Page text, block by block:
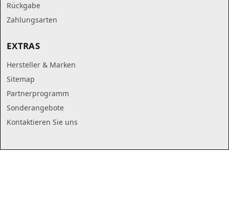
Rückgabe
Zahlungsarten
EXTRAS
Hersteller & Marken
Sitemap
Partnerprogramm
Sonderangebote
Kontaktieren Sie uns